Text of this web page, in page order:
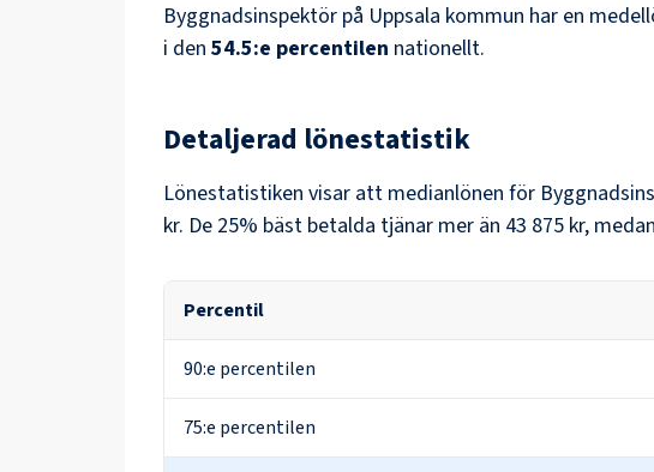
Byggnadsinspektör på Uppsala kommun har en
i den 54.5:e percentilen nationellt.
Detaljerad lönestatistik
Lönestatistiken visar att medianlönen för
kr. De 25% bäst betalda tjänar mer än 43 875 kr,
Percentil
90:e percentilen
75:e percentilen